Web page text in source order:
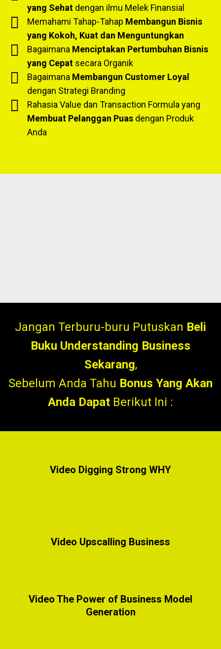
yang Sehat dengan ilmu Melek Finansial
Memahami Tahap-Tahap Membangun Bisnis
yang Kokoh, Kuat dan Menguntungkan
Bagaimana Menciptakan Pertumbuhan Bisnis
yang Cepat secara Organik
Bagaimana Membangun Customer Loyal
dengan Strategi Branding
Rahasia Value dan Transaction Formula yang
Membuat Pelanggan Puas dengan Produk
Anda
Jangan Terburu-buru Putuskan Beli
Buku Understanding Business
Sekarang,
Sebelum Anda Tahu Bonus Yang Akan
Anda Dapat Berikut Ini :
Video Digging Strong WHY
Video Upscalling Business
Video The Power of Business Model
Generation